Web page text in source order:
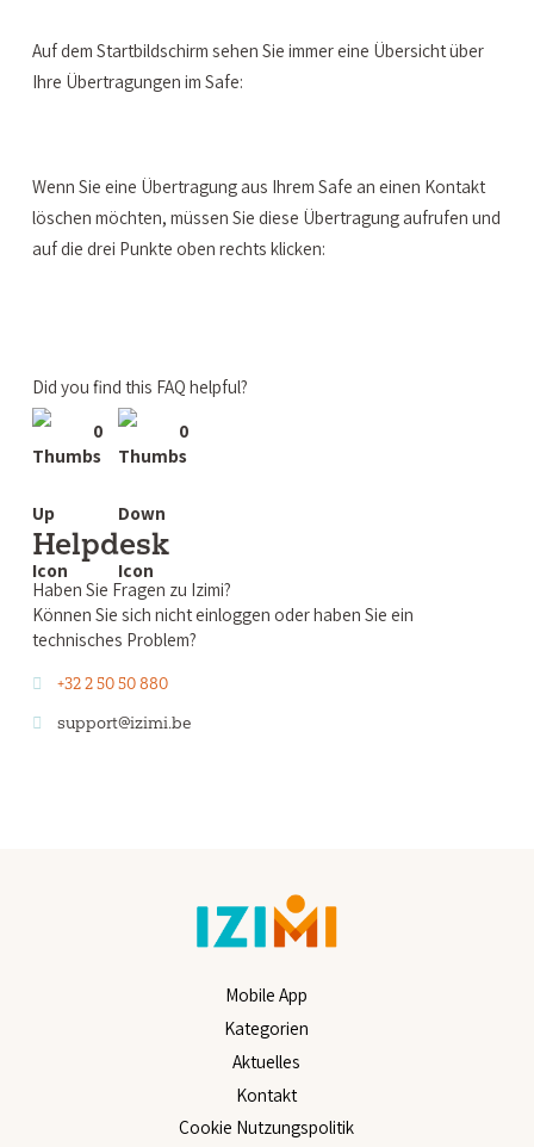
Auf dem Startbildschirm sehen Sie immer eine Übersicht über
Ihre Übertragungen im Safe:
Wenn Sie eine Übertragung aus Ihrem Safe an einen Kontakt
löschen möchten, müssen Sie diese Übertragung aufrufen und
auf die drei Punkte oben rechts klicken:
Did you find this FAQ helpful?
0
0
Helpdesk
Haben Sie Fragen zu Izimi?
Können Sie sich nicht einloggen oder haben Sie ein
technisches Problem?
+32 2 50 50 880
support@izimi.be
Mobile App
Kategorien
Aktuelles
Kontakt
Cookie Nutzungspolitik